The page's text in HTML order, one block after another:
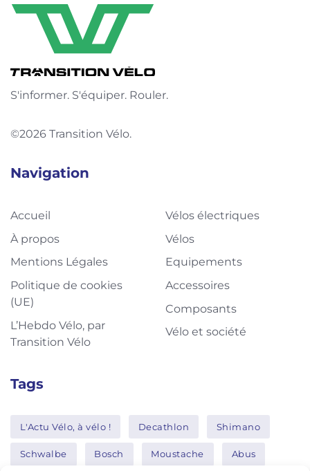
S'informer. S'équiper. Rouler.
©2026 Transition Vélo.
Navigation
Accueil
À propos
Mentions Légales
Politique de cookies
(UE)
L’Hebdo Vélo, par
Transition Vélo
Vélos électriques
Vélos
Equipements
Accessoires
Composants
Vélo et société
Tags
L'Actu Vélo, à vélo ! Decathlon Shimano
Schwalbe Bosch Moustache Abus